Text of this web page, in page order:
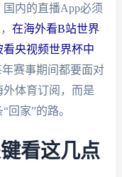
内的直播App必须
在海外看B站世界
看央视频世界杯中
赛事期间都要面对
体育订阅，而是
回家”的路。
看这几点